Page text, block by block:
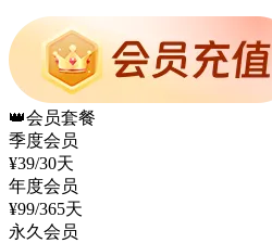
👑会员套餐
季度会员
¥39/30天
年度会员
¥99/365天
永久会员